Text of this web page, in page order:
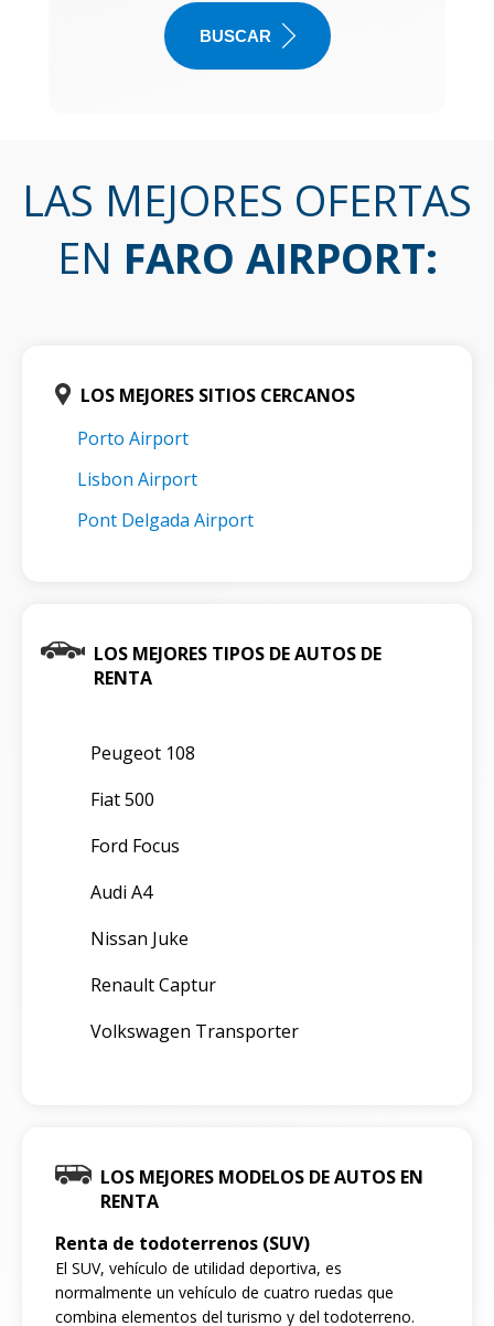
BUSCAR
LAS MEJORES OFERTAS
EN FARO AIRPORT:
LOS MEJORES SITIOS CERCANOS
Porto Airport
Lisbon Airport
Pont Delgada Airport
LOS MEJORES TIPOS DE AUTOS DE
RENTA
Peugeot 108
Fiat 500
Ford Focus
Audi A4
Nissan Juke
Renault Captur
Volkswagen Transporter
LOS MEJORES MODELOS DE AUTOS EN
RENTA
Renta de todoterrenos (SUV)
El SUV, vehículo de utilidad deportiva, es
normalmente un vehículo de cuatro ruedas que
combina elementos del turismo y del todoterreno.